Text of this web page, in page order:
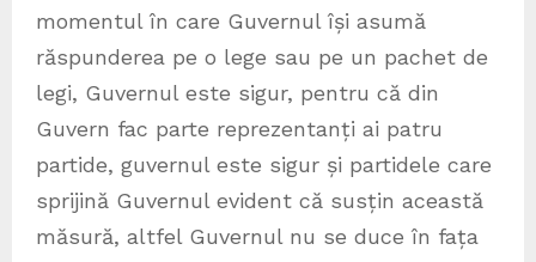
momentul în care Guvernul își asumă
răspunderea pe o lege sau pe un pachet de
legi, Guvernul este sigur, pentru că din
Guvern fac parte reprezentanți ai patru
partide, guvernul este sigur și partidele care
sprijină Guvernul evident că susțin această
măsură, altfel Guvernul nu se duce în fața